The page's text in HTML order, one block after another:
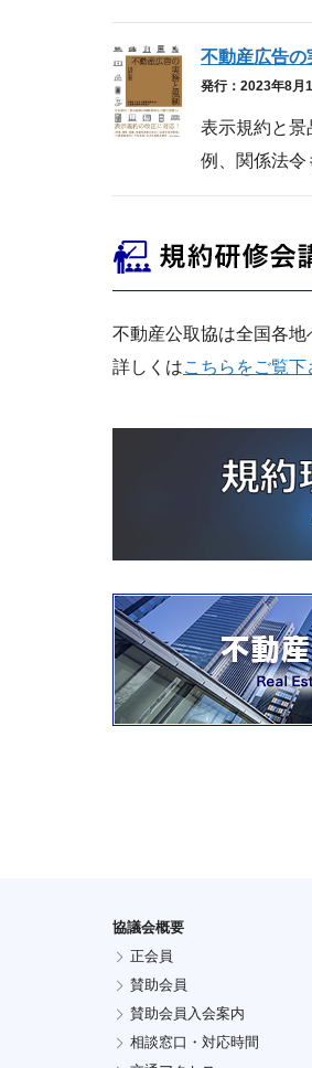
不動産広告の
発行：2023年8月
表示規約と景
例、関係法令
不動産公取協は全国各地
詳しくはこちらをご覧下
協議会概要
正会員
賛助会員
賛助会員入会案内
相談窓口・対応時間